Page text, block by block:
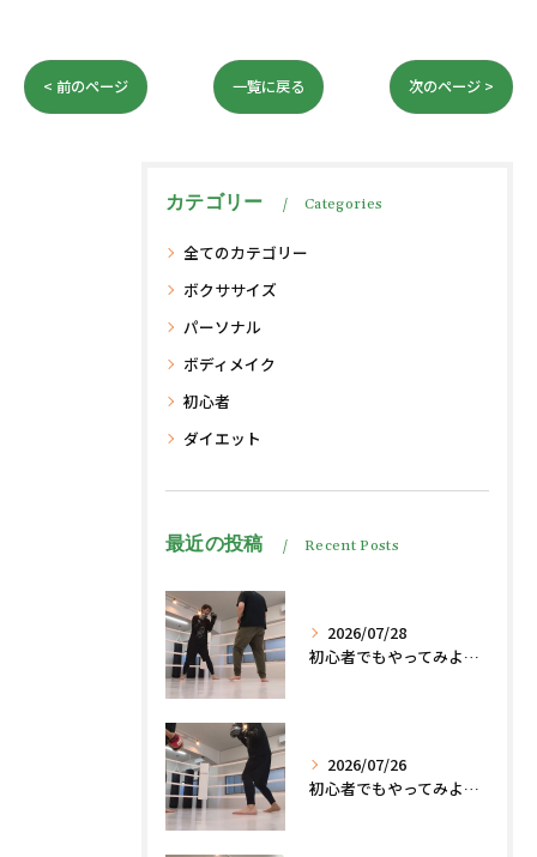
< 前のページ 一覧に戻る 次のページ >
カテゴリー Categories
全てのカテゴリー
ボクササイズ
パーソナル
ボディメイク
初心者
ダイエット
最近の投稿 Recent Posts
2026/07/28
初心者でもやってみよう、格闘技でダイエット脂肪燃焼🔥
2026/07/26
初心者でもやってみよう、格闘技でダイエット、脂肪燃焼🔥